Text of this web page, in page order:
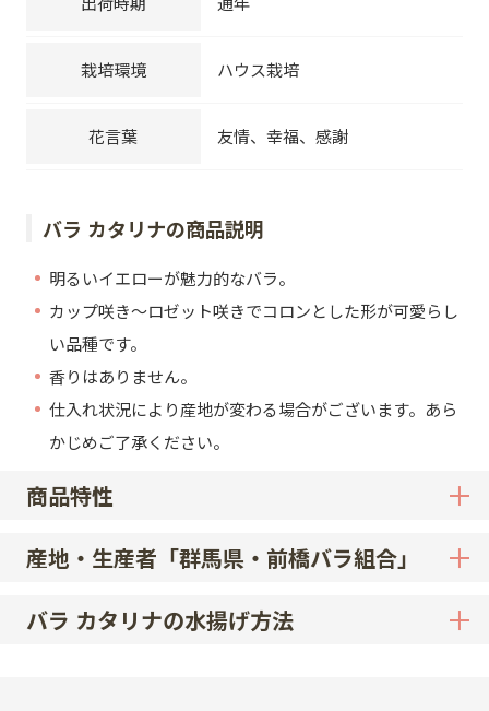
商品特性
産地・生産者「群馬県・前橋バラ組合」
バラ カタリナの水揚げ方法
栽培環境 ハウス栽培
花言葉 友情、幸福、感謝
バラ カタリナの商品説明
明るいイエローが魅力的なバラ。
カップ咲き～ロゼット咲きでコロンとした形が可愛らし
い品種です。
香りはありません。
仕入れ状況により産地が変わる場合がございます。あら
かじめご了承ください。